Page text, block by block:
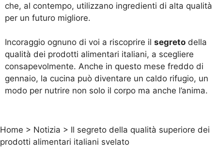
che, al contempo, utilizzano ingredienti di alta qualità
per un futuro migliore.
Incoraggio ognuno di voi a riscoprire il segreto della
qualità dei prodotti alimentari italiani, a scegliere
consapevolmente. Anche in questo mese freddo di
gennaio, la cucina può diventare un caldo rifugio, un
modo per nutrire non solo il corpo ma anche l’anima.
Home > Notizia > Il segreto della qualità superiore dei
prodotti alimentari italiani svelato